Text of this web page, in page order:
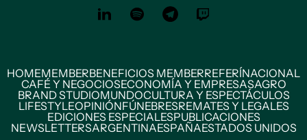
HOMEMEMBERBENEFICIOS MEMBERREFERÍNACIONAL
CAFÉ Y NEGOCIOSECONOMÍA Y EMPRESASAGRO
BRAND STUDIOMUNDOCULTURA Y ESPECTÁCULOS
LIFESTYLEOPINIÓNFÚNEBRESREMATES Y LEGALES
EDICIONES ESPECIALESPUBLICACIONES
NEWSLETTERSARGENTINAESPAÑAESTADOS UNIDOS